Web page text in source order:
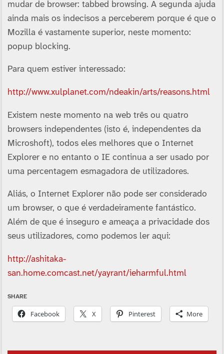
mudar de browser: tabbed browsing. A segunda ajuda
ainda mais os indecisos a perceberem porque é que o
Mozilla é vastamente superior, neste momento:
popup blocking.
Para quem estiver interessado:
http://www.xulplanet.com/ndeakin/arts/reasons.html
Existem neste momento na web três ou quatro
browsers independentes (isto é, independentes da
Microshoft), todos eles melhores que o Internet
Explorer e no entanto o IE continua a ser usado por
uma percentagem esmagadora de utilizadores.
Aliás, o Internet Explorer não pode ser considerado
um browser, o que é verdadeiramente fantástico.
Além de que é inseguro e ameaça a privacidade dos
seus utilizadores, como podemos ler aqui:
http://ashitaka-
san.home.comcast.net/yayrant/ieharmful.html
SHARE
Facebook X Pinterest More